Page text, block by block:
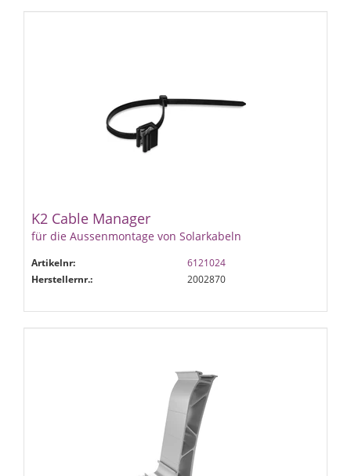
K2 Cable Manager
für die Aussenmontage von Solarkabeln
Artikelnr:
6121024
Herstellernr.:
2002870